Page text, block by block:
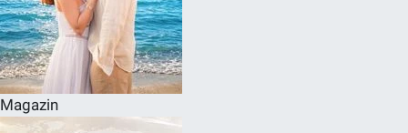
Magazin